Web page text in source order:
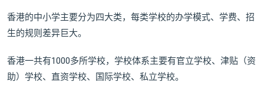
香港的中小学主要分为四大类，每类学校的办学模式、学费、招
生的规则差异巨大。
香港一共有1000多所学校，学校体系主要有官立学校、津贴（资
助）学校、直资学校、国际学校、私立学校。